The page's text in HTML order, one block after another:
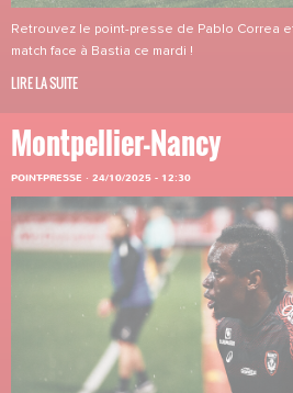
Retrouvez le point-presse de Pablo Correa
match face à Bastia ce mardi !
LIRE LA SUITE
Montpellier-Nancy
POINT-PRESSE · 24/10/2025 - 12:30